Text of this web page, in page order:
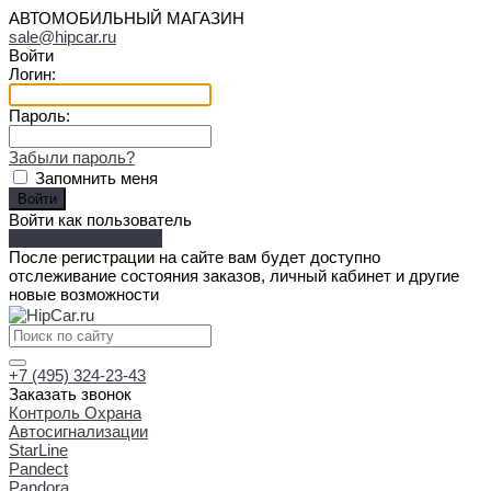
АВТОМОБИЛЬНЫЙ МАГАЗИН
sale@hipcar.ru
Войти
Логин:
Пароль:
Забыли пароль?
Запомнить меня
Войти как пользователь
После регистрации на сайте вам будет доступно
отслеживание состояния заказов, личный кабинет и другие
новые возможности
+7 (495) 324-23-43
Заказать звонок
Контроль Охрана
Автосигнализации
StarLine
Pandect
Pandora